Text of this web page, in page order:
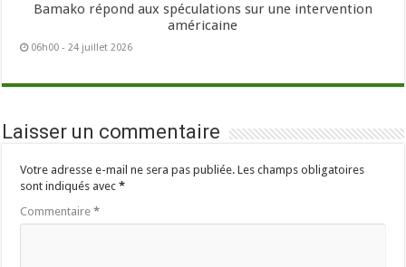
Bamako répond aux spéculations sur une intervention
américaine
06h00 - 24 juillet 2026
Laisser un commentaire
Votre adresse e-mail ne sera pas publiée. Les champs obligatoires
sont indiqués avec*
Commentaire*